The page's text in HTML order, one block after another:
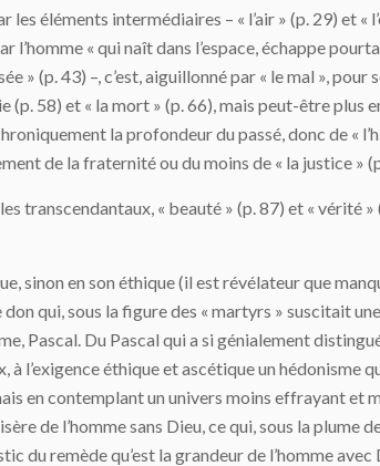
éléments intermédiaires – « l’air » (p. 29) et «
« qui naît dans l’espace, échappe
» (p. 43) –, c’est, aiguillonné par « le mal »,
(p. 58) et « la mort » (p. 66), mais peut-être plus
la profondeur du passé, donc de «
de la fraternité ou du moins de « la justice »
transcendantaux, « beauté » (p. 87) et « vérité
sinon en son éthique (il est révélateur que
qui, sous la figure des « martyrs » suscitait
Pascal. Du Pascal qui a si génialement
l’exigence éthique et ascétique un hédonisme
en contemplant un univers moins effrayant et
de l’homme sans Dieu, ce qui, sous la plume
du remède qu’est la grandeur de l’homme